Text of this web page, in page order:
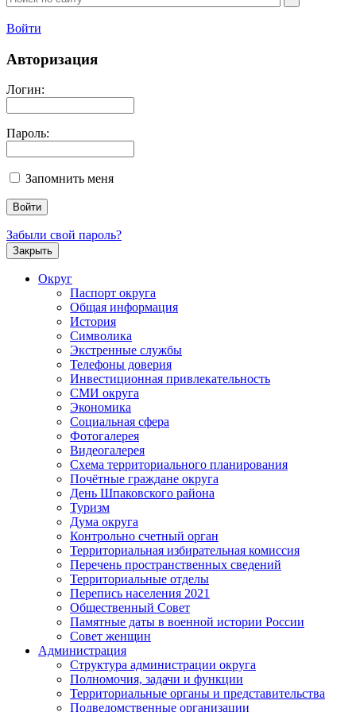
Войти
Авторизация
Логин:
Пароль:
Запомнить меня
Забыли свой пароль?
Закрыть
Округ
Паспорт округа
Общая информация
История
Символика
Экстренные службы
Телефоны доверия
Инвестиционная привлекательность
СМИ округа
Экономика
Социальная сфера
Фотогалерея
Видеогалерея
Схема территориального планирования
Почётные граждане округа
День Шпаковского района
Туризм
Дума округа
Контрольно счетный орган
Территориальная избирательная комиссия
Перечень пространственных сведений
Территориальные отделы
Перепись населения 2021
Общественный Совет
Памятные даты в военной истории России
Совет женщин
Администрация
Структура администрации округа
Полномочия, задачи и функции
Территориальные органы и представительства
Подведомственные организации